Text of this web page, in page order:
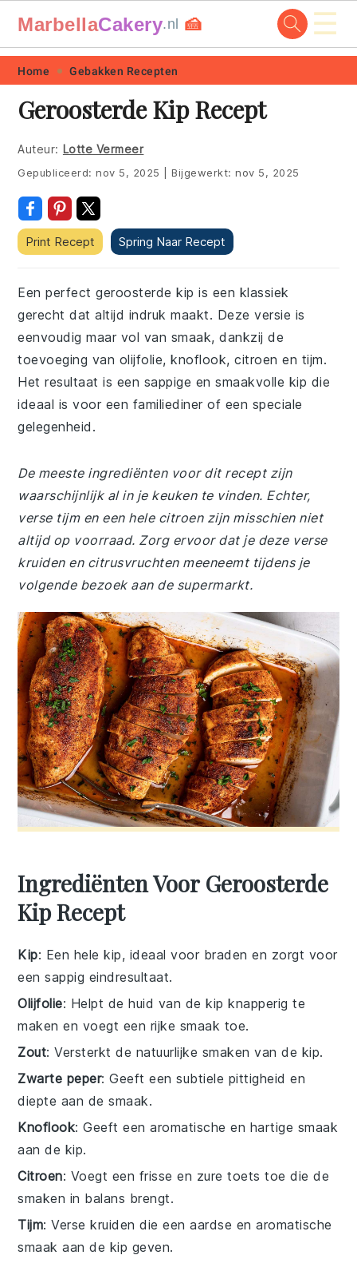
Skip
primary
navigation
Skip
main
content
Skip
primary
sidebar
Skip
footer
MarbellaCakery.nl 🍰 ☰
Home Gebakken Recepten
Geroosterde Kip Recept
Auteur: Lotte Vermeer
Gepubliceerd:nov 5, 2025 Bijgewerkt:nov 5, 2025
Print Recept Spring Naar Recept
Een perfect geroosterde kip is een klassiek
gerecht dat altijd indruk maakt. Deze versie is
eenvoudig maar vol van smaak, dankzij de
toevoeging van olijfolie, knoflook, citroen en tijm.
Het resultaat is een sappige en smaakvolle kip die
ideaal is voor een familiediner of een speciale
gelegenheid.
De meeste ingrediënten voor dit recept zijn
waarschijnlijk al in je keuken te vinden. Echter,
verse tijm en een hele citroen zijn misschien niet
altijd op voorraad. Zorg ervoor dat je deze verse
kruiden en citrusvruchten meeneemt tijdens je
volgende bezoek aan de supermarkt.
Ingrediënten Voor Geroosterde
Kip Recept
Kip: Een hele kip, ideaal voor braden en zorgt voor
een sappig eindresultaat.
Olijfolie: Helpt de huid van de kip knapperig te
maken en voegt een rijke smaak toe.
Zout: Versterkt de natuurlijke smaken van de kip.
Zwarte peper: Geeft een subtiele pittigheid en
diepte aan de smaak.
Knoflook: Geeft een aromatische en hartige smaak
aan de kip.
Citroen: Voegt een frisse en zure toets toe die de
smaken in balans brengt.
Tijm: Verse kruiden die een aardse en aromatische
smaak aan de kip geven.